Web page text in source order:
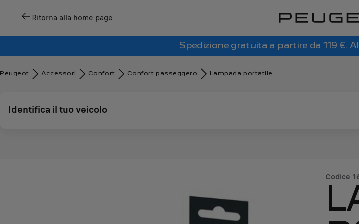
Ritorna alla home page
Spedizione gratuita a partire da 119 €.
Peugeot Accessori Confort Confort passeggero Lampada portatile
Identifica il tuo veicolo
Codice